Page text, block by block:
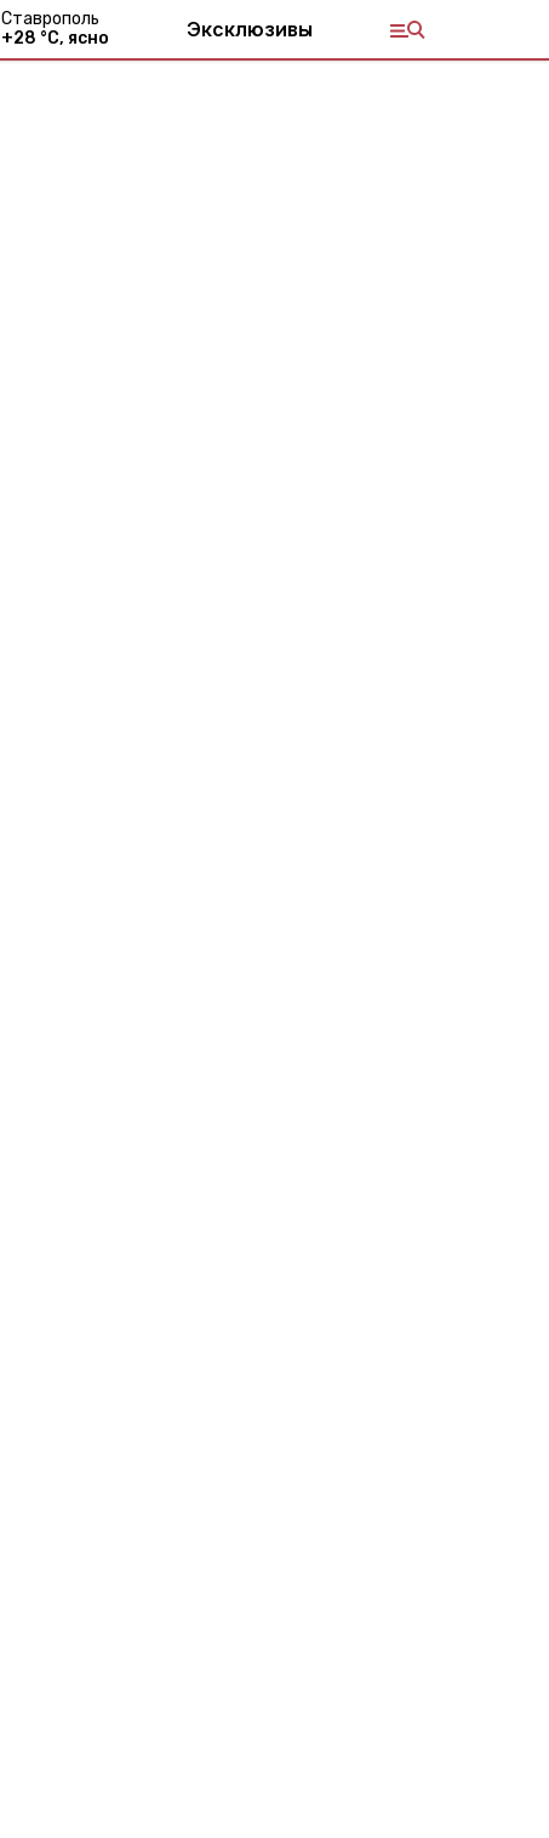
Ставрополь
+28 °С, ясно Эксклюзивы